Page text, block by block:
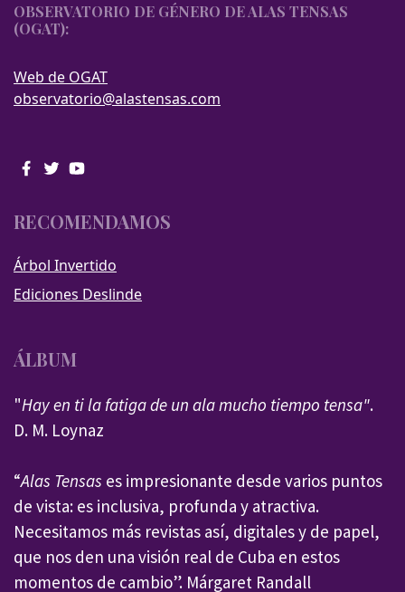
OBSERVATORIO DE GÉNERO DE ALAS TENSAS
(OGAT):
Web de OGAT
observatorio@alastensas.com
RECOMENDAMOS
Árbol Invertido
Ediciones Deslinde
ÁLBUM
"Hay en ti la fatiga de un ala mucho tiempo tensa".
D. M. Loynaz
“Alas Tensas es impresionante desde varios puntos
de vista: es inclusiva, profunda y atractiva.
Necesitamos más revistas así, digitales y de papel,
que nos den una visión real de Cuba en estos
momentos de cambio”. Márgaret Randall